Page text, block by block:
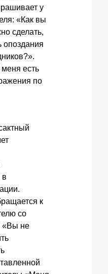
у
«Как вы
сделать,
опоздания
есть
по
в
к
со
«Вы не